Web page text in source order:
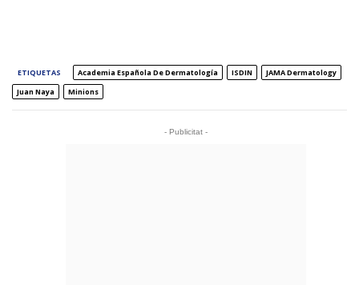
ETIQUETAS Academia Española De Dermatología ISDIN
JAMA Dermatology
Juan Naya
Minions
- Publicitat -